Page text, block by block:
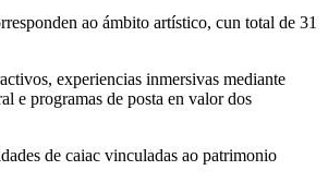
ao ámbito artístico, cun total de 31
experiencias inmersivas mediante
e programas de posta en valor dos
de caiac vinculadas ao patrimonio